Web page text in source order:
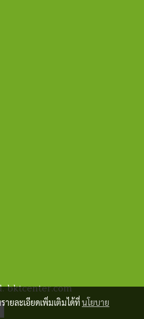
bktcenter.com
ยละเอียดเพิ่มเติมได้ที่นโยบาย